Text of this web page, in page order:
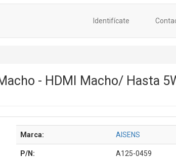
Identifícate
- HDMI Macho/ Hasta
Marca: AISENS
P/N: A125-0459